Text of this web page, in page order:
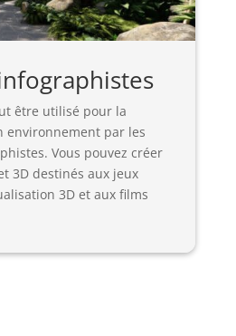
être utilisé pour la
environnement par les
Vous pouvez créer
3D destinés aux jeux
3D et aux films